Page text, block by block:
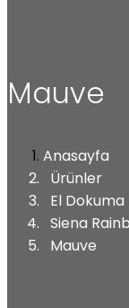
Mauve
Anasayfa
Ürünler
El Dokuma
Siena
Mauve